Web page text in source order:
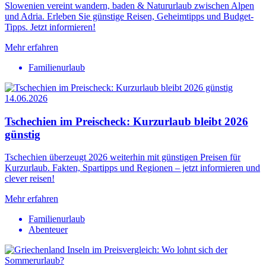
Slowenien vereint wandern, baden & Natururlaub zwischen Alpen
und Adria. Erleben Sie günstige Reisen, Geheimtipps und Budget-
Tipps. Jetzt informieren!
Mehr erfahren
Familienurlaub
14.06.2026
Tschechien im Preischeck: Kurzurlaub bleibt 2026
günstig
Tschechien überzeugt 2026 weiterhin mit günstigen Preisen für
Kurzurlaub. Fakten, Spartipps und Regionen – jetzt informieren und
clever reisen!
Mehr erfahren
Familienurlaub
Abenteuer